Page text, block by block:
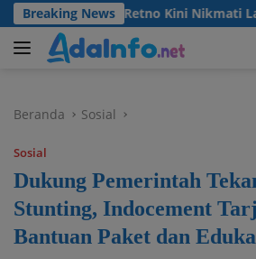
Langsung
ke
konten
Breaking News
Madu Retno Kini Nikmati
Beranda Sosial
Sosial
Dukung Pemerintah
Stunting, Indocement
Bantuan Paket dan